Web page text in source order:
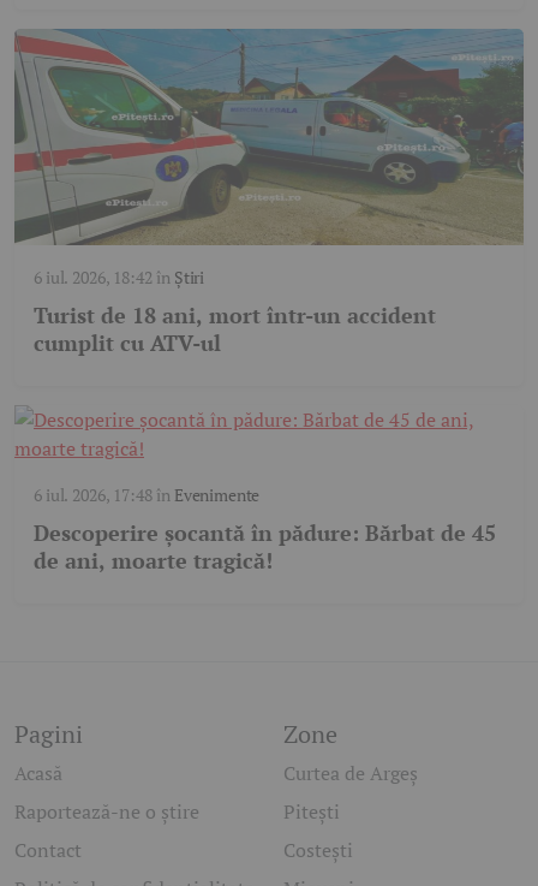
6 iul. 2026, 18:42 în Știri
Turist de 18 ani, mort într-un accident
cumplit cu ATV-ul
6 iul. 2026, 17:48în Evenimente
Descoperire șocantă în pădure: Bărbat de 45
de ani, moarte tragică!
Pagini
Acasă
Raportează-ne o știre
Contact
Zone
Curtea de Argeș
Pitești
Costești